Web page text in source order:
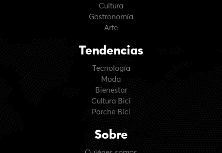
Cultura
Gastronomía
Arte
Tendencias
Tecnología
Moda
Bienestar
Cultura Bici
Parche Bici
Sobre